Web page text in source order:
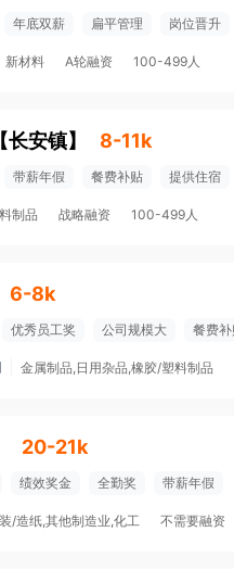
年底双薪 扁平管理 岗位晋升
新材料 A轮融资 100-499人
【长安镇】 8-11k
带薪年假 餐费补贴 提供住宿
制品 战略融资 100-499人
6-8k
优秀员工奖 公司规模大 餐费
金属制品,日用杂品,橡胶/塑料制品
20-21k
绩效奖金 全勤奖 带薪年假
/造纸,其他制造业,化工 不需要融资